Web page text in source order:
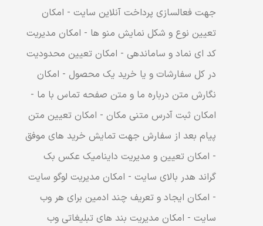
جهت فعالسازی پرداخت آنلاین سایت - امکان
تعیین نوع و شکل نمایش منو ها - امکان مدیریت
کد ای نماد و ساماندهی - امکان تعیین محدودیت
در کل سفارشات و یا خرید یک محصول - امکان
نگارش متن درباره ما و متن صفحه تماس با ما -
امکان ثبت آدرس متنی مکان - امکان تعیین متن
پیام بعد از سفارش جهت تمایش خرید های موفق
- امکان تعیین و مدیریت داینامیک عکس بک
گراند هدر بالای سایت - امکان مدیریت لوگو سایت
- امکان ایجاد و تعریف چند ادمین برای هر وب
سایت - امکان مدیریت بند های تبلیغاتی وب